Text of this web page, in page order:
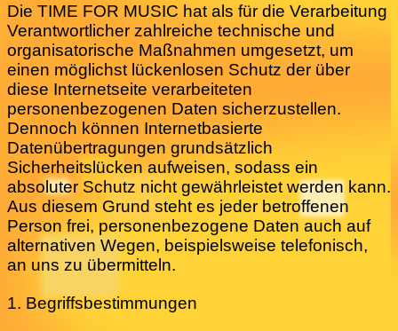
Die TIME FOR MUSIC hat als für die Verarbeitung
Verantwortlicher zahlreiche technische und
organisatorische Maßnahmen umgesetzt, um
einen möglichst lückenlosen Schutz der über
diese Internetseite verarbeiteten
personenbezogenen Daten sicherzustellen.
Dennoch können Internetbasierte
Datenübertragungen grundsätzlich
Sicherheitslücken aufweisen, sodass ein
absoluter Schutz nicht gewährleistet werden kann.
Aus diesem Grund steht es jeder betroffenen
Person frei, personenbezogene Daten auch auf
alternativen Wegen, beispielsweise telefonisch,
an uns zu übermitteln.
1. Begriffsbestimmungen